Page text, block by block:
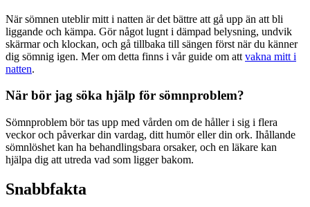
När sömnen uteblir mitt i natten är det bättre att gå upp än att bli
liggande och kämpa. Gör något lugnt i dämpad belysning, undvik
skärmar och klockan, och gå tillbaka till sängen först när du känner
dig sömnig igen. Mer om detta finns i vår guide om att vakna mitt i
natten.
När bör jag söka hjälp för sömnproblem?
Sömnproblem bör tas upp med vården om de håller i sig i flera
veckor och påverkar din vardag, ditt humör eller din ork. Ihållande
sömnlöshet kan ha behandlingsbara orsaker, och en läkare kan
hjälpa dig att utreda vad som ligger bakom.
Snabbfakta